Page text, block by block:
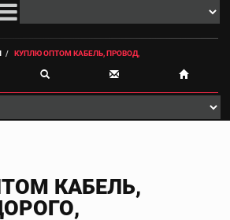
КУПЛЮ ОПТОМ КАБЕЛЬ, ПРОВОД,
КАБЕЛЬ,